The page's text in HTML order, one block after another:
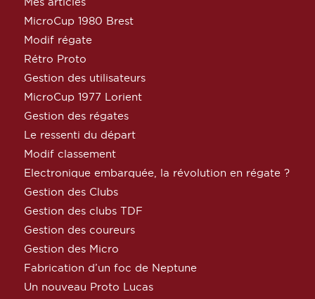
MicroCup 1980 Brest
Modif régate
Rétro Proto
Gestion des utilisateurs
MicroCup 1977 Lorient
Gestion des régates
Le ressenti du départ
Modif classement
Electronique embarquée, la révolution en régate ?
Gestion des Clubs
Gestion des clubs TDF
Gestion des coureurs
Gestion des Micro
Fabrication d’un foc de Neptune
Un nouveau Proto Lucas